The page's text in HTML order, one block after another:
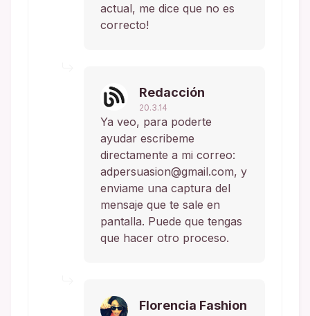
actual, me dice que no es
correcto!
Redacción
20.3.14
Ya veo, para poderte
ayudar escribeme
directamente a mi correo:
adpersuasion@gmail.com, y
enviame una captura del
mensaje que te sale en
pantalla. Puede que tengas
que hacer otro proceso.
Florencia Fashion